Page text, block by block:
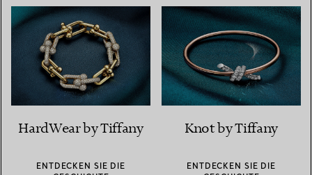
HardWear by Tiffany
ENTDECKEN SIE DIE
Knot by Tiffany
ENTDECKEN SIE DIE